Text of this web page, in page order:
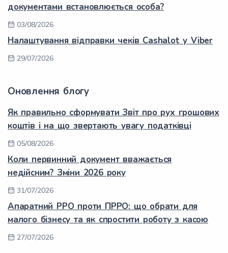
документами встановлюється особа?
03/08/2026
Налаштування відправки чеків Cashalot у Viber
29/07/2026
Оновлення блогу
Як правильно сформувати Звіт про рух грошових
коштів і на що звертають увагу податківці
05/08/2026
Коли первинний документ вважається
недійсним? Зміни 2026 року
31/07/2026
Апаратний РРО проти ПРРО: що обрати для
малого бізнесу та як спростити роботу з касою
27/07/2026